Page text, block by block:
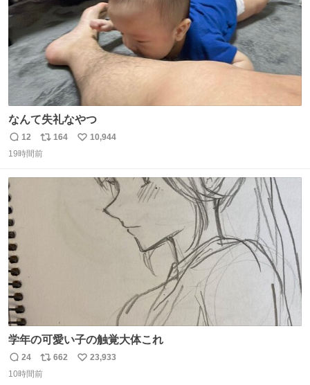
なんて失礼なやつ
返
信
12
リ
ポ
164
い
10,944
19時間前
学年の可愛い子の触覚大体これ
返
信
24
リ
ポ
662
い
23,933
10時間前